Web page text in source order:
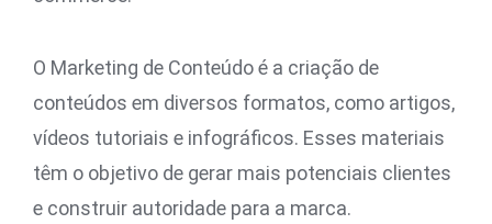
O Marketing de Conteúdo é a criação de
conteúdos em diversos formatos, como artigos,
vídeos tutoriais e infográficos. Esses materiais
têm o objetivo de gerar mais potenciais clientes
e construir autoridade para a marca.